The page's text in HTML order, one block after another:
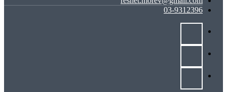
03-9312396